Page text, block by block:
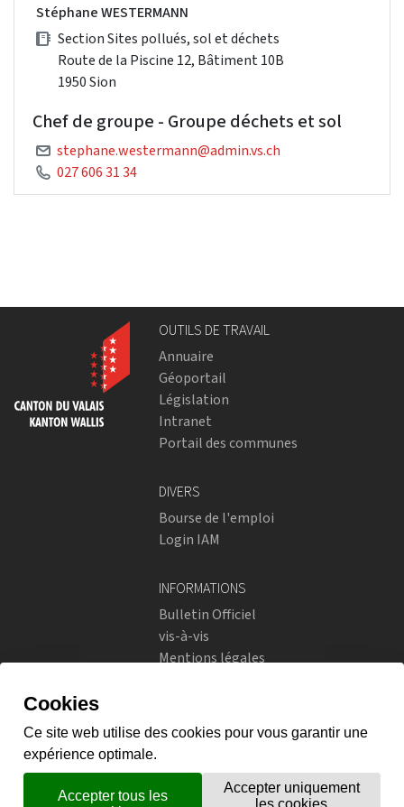
Stéphane WESTERMANN
Section Sites pollués, sol et déchets
Route de la Piscine 12, Bâtiment 10B
1950 Sion
Chef de groupe - Groupe déchets et sol
stephane.westermann@admin.vs.ch
027 606 31 34
OUTILS DE TRAVAIL
Annuaire
Géoportail
Législation
Intranet
Portail des communes
DIVERS
Bourse de l'emploi
Login IAM
INFORMATIONS
Bulletin Officiel
vis-à-vis
Mentions légales
Instagram
flickr